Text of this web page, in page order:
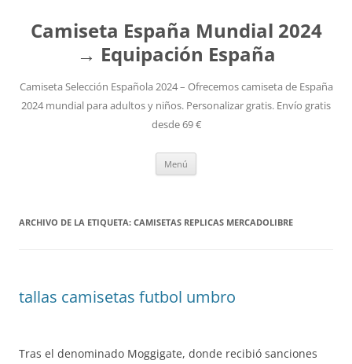
Camiseta España Mundial 2024
→ Equipación España
Camiseta Selección Española 2024 – Ofrecemos camiseta de España
2024 mundial para adultos y niños. Personalizar gratis. Envío gratis
desde 69 €
Menú
ARCHIVO DE LA ETIQUETA: CAMISETAS REPLICAS MERCADOLIBRE
tallas camisetas futbol umbro
Tras el denominado Moggigate, donde recibió sanciones